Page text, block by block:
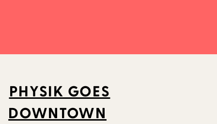
PHYSIK GOES
DOWNTOWN